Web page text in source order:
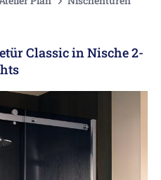
Classic in Nische 2-